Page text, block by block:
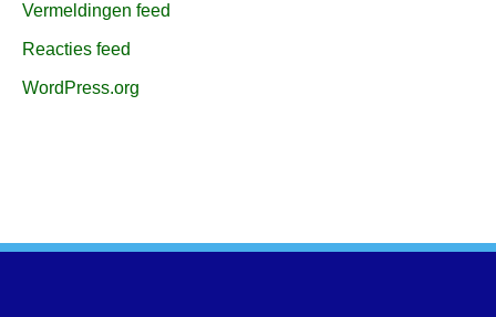
Vermeldingen feed
Reacties feed
WordPress.org